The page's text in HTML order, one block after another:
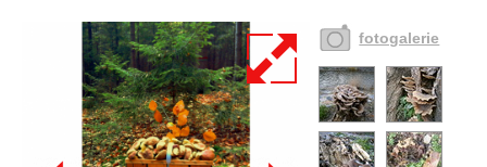
fotogalerie